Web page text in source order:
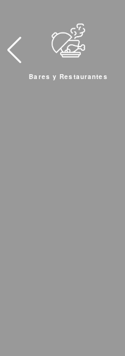
Bienestar, salud y Belleza